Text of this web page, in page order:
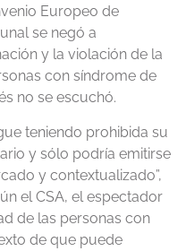
Europeo de
se negó a
y la violación de la
con síndrome de
no se escuchó.
teniendo prohibida su
y sólo podría emitirse
y contextualizado”,
el CSA, el espectador
de las personas con
de que puede